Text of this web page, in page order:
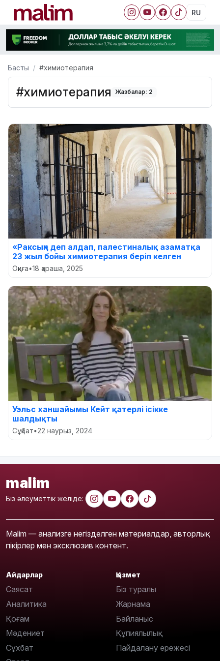
RU
Басты #химиотерапия
#химиотерапия Жазбалар: 2
«Раксың» деп алдап, палестиналық азаматқа
23 жыл бойы химиотерапия беріп келген
Оқиға•18 қараша, 2025
Уэльс ханшайымы Кейт қатерлі ісікке
шалдықты
Сұқбат•22 наурыз, 2024
malim
Біз әлеуметтік желіде:
Malim — анализге негізделген материалдар, авторлық
пікірлер мен эксклюзив контент.
Айдарлар
Саясат
Аналитика
Қоғам
Мәдениет
Сұхбат
Қызмет
Біз туралы
Жарнама
Байланыс
Құпиялылық
Пайдалану ережесі